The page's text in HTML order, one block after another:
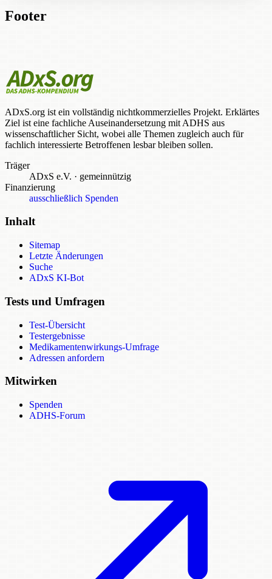
Footer
ADxS.org ist ein vollständig nichtkommerzielles Projekt. Erklärtes
Ziel ist eine fachliche Auseinandersetzung mit ADHS aus
wissenschaftlicher Sicht, wobei alle Themen zugleich auch für
fachlich interessierte Betroffenen lesbar bleiben sollen.
Träger
ADxS e.V. · gemeinnützig
Finanzierung
ausschließlich Spenden
Inhalt
Sitemap
Letzte Änderungen
Suche
ADxS KI-Bot
Tests und Umfragen
Test-Übersicht
Testergebnisse
Medikamentenwirkungs-Umfrage
Adressen anfordern
Mitwirken
Spenden
ADHS-Forum